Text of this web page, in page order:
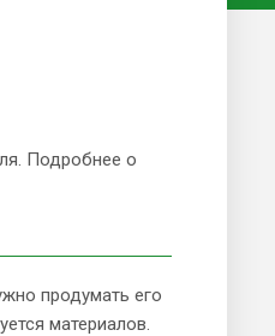
Подробнее о
продумать его
материалов.